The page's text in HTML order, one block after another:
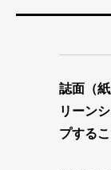
誌面（
リーン
プする